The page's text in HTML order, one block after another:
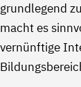
grundlegend
macht es
vernünftige